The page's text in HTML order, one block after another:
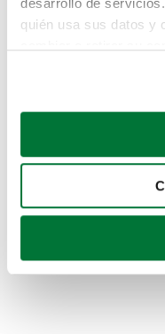
desarrollo de
quién usa sus datos y
Si lo permite, también
Recopilar
Identificar su
para buscar
Obtenga más
Pero puedes
buscando en
Coches de segunda
Coches de km0